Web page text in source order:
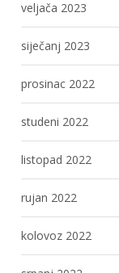
veljača 2023
siječanj 2023
prosinac 2022
studeni 2022
listopad 2022
rujan 2022
kolovoz 2022